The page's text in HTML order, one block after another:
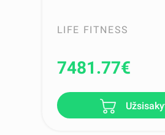
LIFE FITNESS
7481.77€